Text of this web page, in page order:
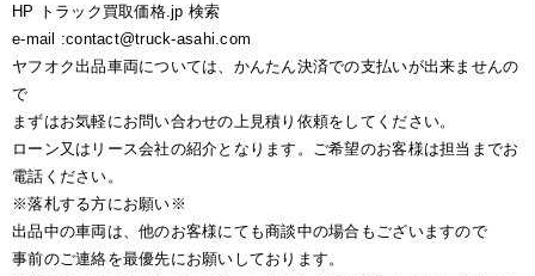
HP トラック買取価格.jp 検索
e-mail :contact@truck-asahi.com
ヤフオク出品車両については、かんたん決済での支払いが出来ませんの
で
まずはお気軽にお問い合わせの上見積り依頼をしてください。
ローン又はリース会社の紹介となります。ご希望のお客様は担当までお
電話ください。
※落札する方にお願い※
出品中の車両は、他のお客様にても商談中の場合もございますので
事前のご連絡を最優先にお願いしております。